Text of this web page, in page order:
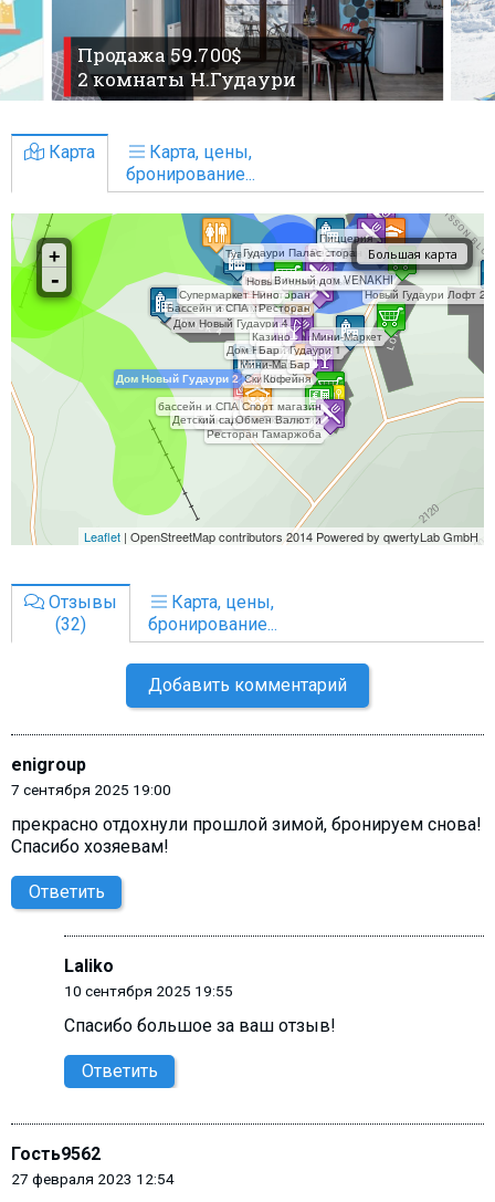
Продажа 59.700$
2 комнаты Н.Гудаури
Карта
Карта, цены,
бронирование...
Отзывы
(32)
Карта, цены,
бронирование...
Добавить комментарий
enigroup
7 сентября 2025 19:00
прекрасно отдохнули прошлой зимой, бронируем снова!
Спасибо хозяевам!
Ответить
Laliko
10 сентября 2025 19:55
Спасибо большое за ваш отзыв!
Ответить
Гость9562
27 февраля 2023 12:54